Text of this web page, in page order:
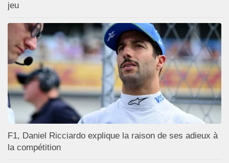
jeu
F1, Daniel Ricciardo explique la raison de ses adieux à
la compétition